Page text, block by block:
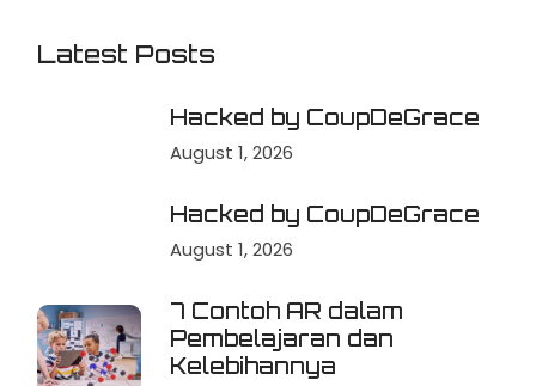
Latest Posts
Hacked by CoupDeGrace
August 1, 2026
Hacked by CoupDeGrace
August 1, 2026
7 Contoh AR dalam
Pembelajaran dan
Kelebihannya